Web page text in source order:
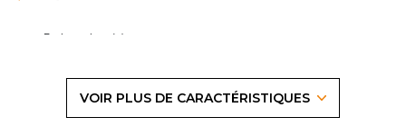
5 chambre(s)
VOIR PLUS DE CARACTÉRISTIQUES